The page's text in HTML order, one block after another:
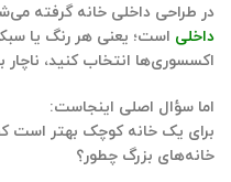
در طراحی داخلی خانه گرفته
داخلی است؛ یعنی هر رنگ یا
اکسسوری‌ها انتخاب کنید،
اما سؤال اصلی اینجاست:
برای یک خانه کوچک بهتر است
خانه‌های بزرگ چطور؟